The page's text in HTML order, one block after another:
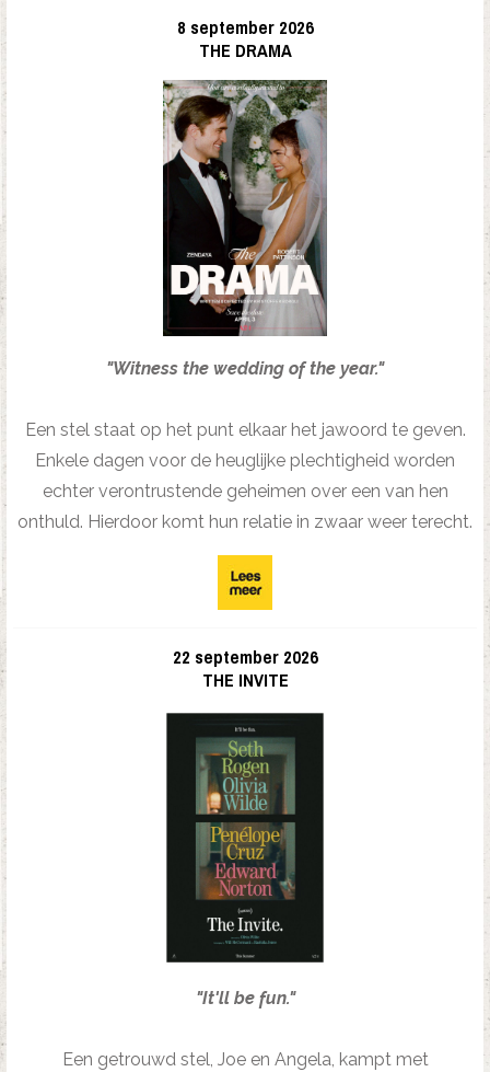
8 september 2026
THE DRAMA
"Witness the wedding of the year."
Een stel staat op het punt elkaar het jawoord te geven.
Enkele dagen voor de heuglijke plechtigheid worden
echter verontrustende geheimen over een van hen
onthuld. Hierdoor komt hun relatie in zwaar weer terecht.
22 september 2026
THE INVITE
"It'll be fun."
Een getrouwd stel, Joe en Angela, kampt met